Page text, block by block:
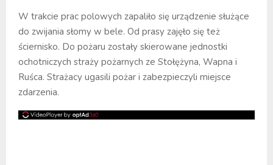
W trakcie prac polowych zapaliło się urządzenie służące
do zwijania słomy w bele. Od prasy zajęło się też
ściernisko. Do pożaru zostały skierowane jednostki
ochotniczych straży pożarnych ze Stołężyna, Wapna i
Ruśca. Strażacy ugasili pożar i zabezpieczyli miejsce
zdarzenia.